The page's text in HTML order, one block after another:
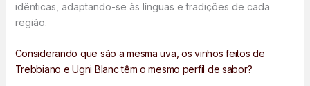
idênticas, adaptando-se às línguas e tradições de cada
região.
Considerando que são a mesma uva, os vinhos feitos de
Trebbiano e Ugni Blanc têm o mesmo perfil de sabor?